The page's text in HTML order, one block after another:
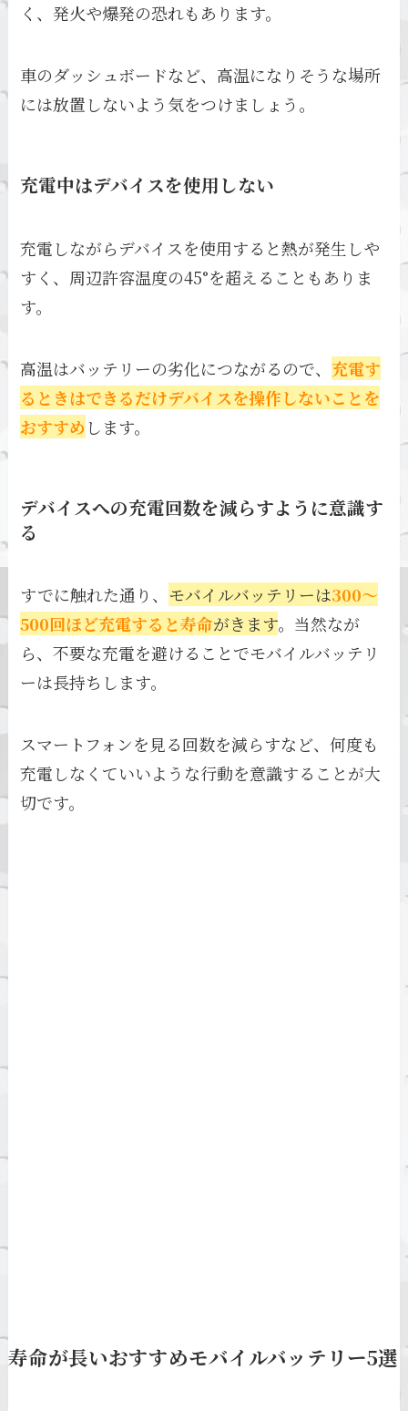
く、発火や爆発の恐れもあります。
車のダッシュボードなど、高温になりそうな場所
には放置しないよう気をつけましょう。
充電中はデバイスを使用しない
充電しながらデバイスを使用すると熱が発生しや
すく、周辺許容温度の45°を超えることもありま
す。
高温はバッテリーの劣化につながるので、 充電す
るときはできるだけデバイスを操作しないことを
おすすめ します。
デバイスへの充電回数を減らすように意識す
る
すでに触れた通り、 モバイルバッテリーは300〜
500回ほど充電すると寿命がきます。当然なが
ら、不要な充電を避けることでモバイルバッテリ
ーは長持ちします。
スマートフォンを見る回数を減らすなど、何度も
充電しなくていいような行動を意識することが大
切です。
寿命が長いおすすめモバイルバッテリー5選